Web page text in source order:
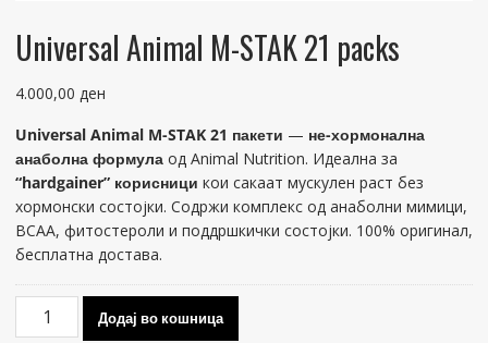
Universal Animal M-STAK 21 packs
4.000,00 ден
Universal Animal M-STAK 21 пакети — не-хормонална
анаболна формулаод Animal Nutrition. Идеална за
“hardgainer” корисници кои сакаат мускулен раст без
хормонски состојки. Содржи комплекс од анаболни мимици,
BCAA, фитостероли и поддршкички состојки. 100% оригинал,
бесплатна достава.
Universal
Animal
Додај во кошница